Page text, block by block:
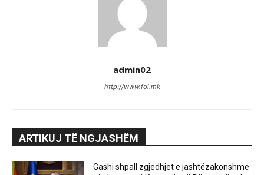
admin02
http://www.fol.mk
ARTIKUJ TË NGJASHËM
Gashi shpall zgjedhjet e jashtëzakonshme